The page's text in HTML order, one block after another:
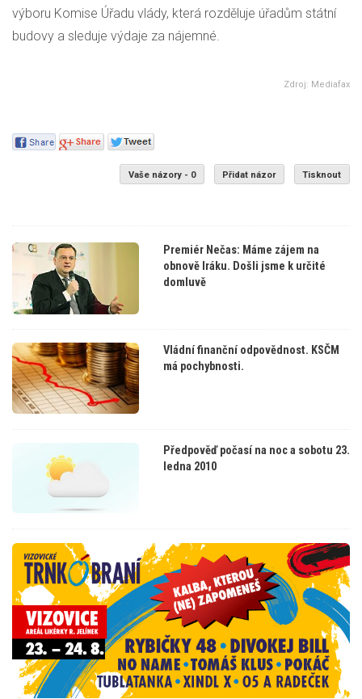
výboru Komise Úřadu vlády, která rozděluje úřadům státní
budovy a sleduje výdaje za nájemné.
Zdroj: Mediafax
Vaše názory - 0 Přidat názor Tisknout
Premiér Nečas: Máme zájem na
obnově Iráku. Došli jsme k určité
domluvě
Vládní finanční odpovědnost. KSČM
má pochybnosti.
Předpověď počasí na noc a sobotu 23.
ledna 2010